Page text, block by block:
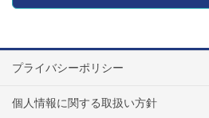
プライバシーポリシー
個人情報に関する取扱い方針